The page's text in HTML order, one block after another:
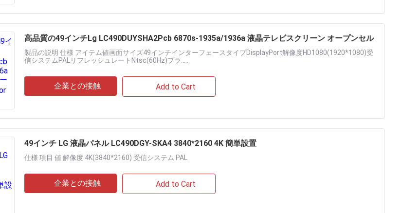
高品質の49インチLg LC490DUYSHA2Pcb 6870s-1935a/1936a 液晶テレビスクリーン オープンセル
製品の説明 仕様 アイテム値画面サイズ49インチインターフェースタイプDisplayPort解像度HD1080(1920*1080)受
信システムPALリフレッシュレートNtsc(60Hz)プラ......
企業との接触 Add to Cart
49インチ LG 液晶パネル LC490DGY-SKA4 3840*2160 4K 簡単設置
仕様 項目 値 解像度 4K(3840*2160) 受信システム PAL
企業との接触 Add to Cart